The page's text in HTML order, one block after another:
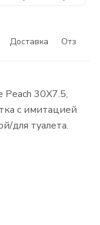
Доставка Отзывы
Peach 30X7.5,
с имитацией
для туалета.